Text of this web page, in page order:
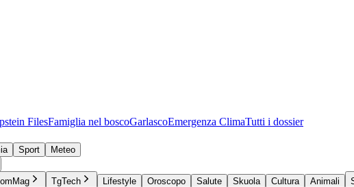
FilesFamiglia nel boscoGarlascoEmergenza ClimaTutti i dossier
Sport
Meteo
TgTech Lifestyle Oroscopo Salute Skuola Cultura Animali